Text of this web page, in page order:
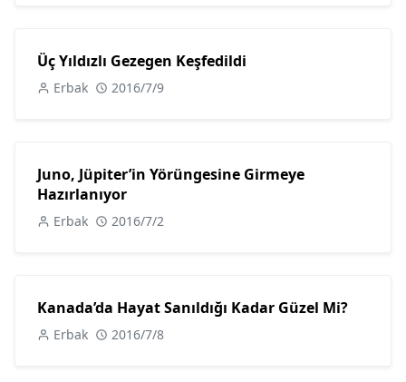
Üç Yıldızlı Gezegen Keşfedildi
Erbak 2016/7/9
Juno, Jüpiter’in Yörüngesine Girmeye
Hazırlanıyor
Erbak 2016/7/2
Kanada’da Hayat Sanıldığı Kadar Güzel Mi?
Erbak 2016/7/8